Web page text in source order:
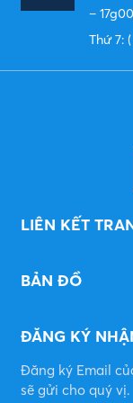
–
Thứ 7:
LIÊN KẾT
BẢN ĐỒ
ĐĂNG KÝ
Đăng ký Email
sẽ gửi cho quý vị.